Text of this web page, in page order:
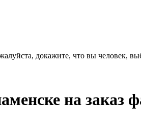
докажите, что вы человек,
на заказ